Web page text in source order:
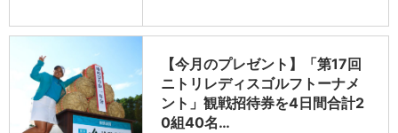
【今月のプレゼント】「第17回
ニトリレディスゴルフトーナメ
ント」観戦招待券を4日間合計2
0組40名…